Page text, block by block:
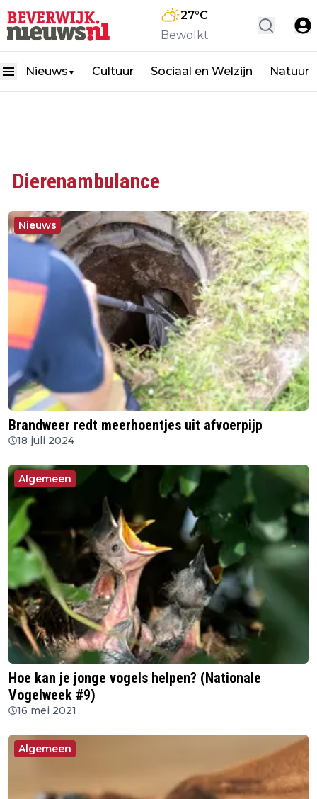
27°C
Bewolkt
Nieuws ▼ Cultuur Sociaal en Welzijn Natuur
Dierenambulance
Nieuws
Brandweer redt meerhoentjes uit afvoerpijp
18 juli 2024
Algemeen
Hoe kan je jonge vogels helpen? (Nationale
Vogelweek #9)
16 mei 2021
Algemeen